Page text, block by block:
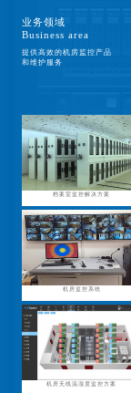
业务领域
Business area
提供高效的机房监控产品
和维护服务
档案室监控解决方案
机房监控系统
机房无线温湿度监控方案